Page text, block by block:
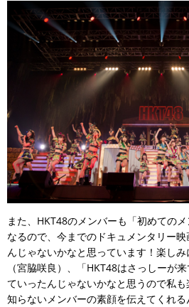
また、HKT48のメンバーも「初めての
なるので、今までのドキュメンタリー
んじゃないかなと思っています！楽しみ
（宮脇咲良）、「HKT48はさっしーが
ていったんじゃないかなと思うので私
知らないメンバーの素顔を伝えてくれ